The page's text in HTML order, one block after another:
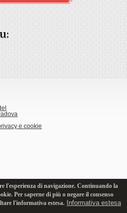
e cookie
l'esperienza di navigazione. Continuando la
Per saperne di più o negare il consenso
l'informativa estesa. Informativa estesa